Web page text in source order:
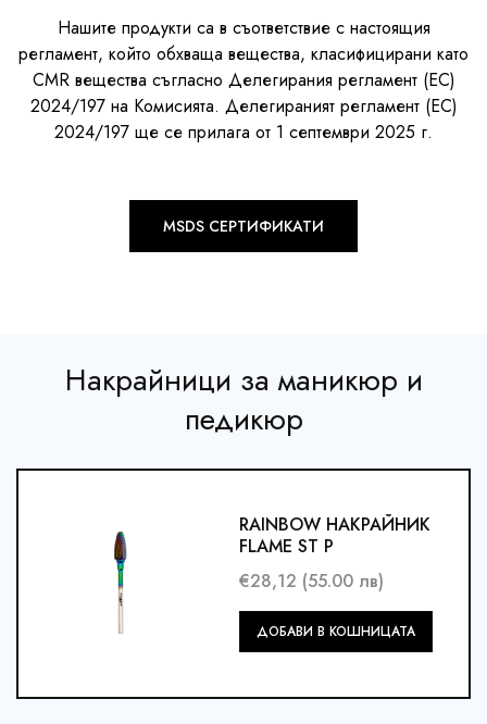
Нашите продукти са в съответствие с настоящия
регламент, който обхваща вещества, класифицирани като
CMR вещества съгласно Делегирания регламент (ЕС)
2024/197 на Комисията. Делегираният регламент (ЕС)
2024/197 ще се прилага от 1 септември 2025 г.
MSDS СЕРТИФИКАТИ
Накрайници за маникюр и
педикюр
RAINBOW НАКРАЙНИК
FLAME ST P
€28,12 (55.00 лв)
Добави
в
ДОБАВИ В КОШНИЦАТА